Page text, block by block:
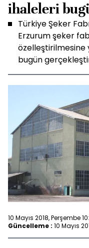
ihaleleri
Türkiye Şeker
Erzurum şeker
özelleştirilmesine
bugün
10 Mayıs 2018, Perşembe
Güncelleme : 10 Mayıs